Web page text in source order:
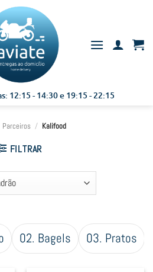
12:15 - 14:30 e 19:15 - 22:15
Parceiros / Kalifood
FILTRAR
02. Bagels 03. Pratos